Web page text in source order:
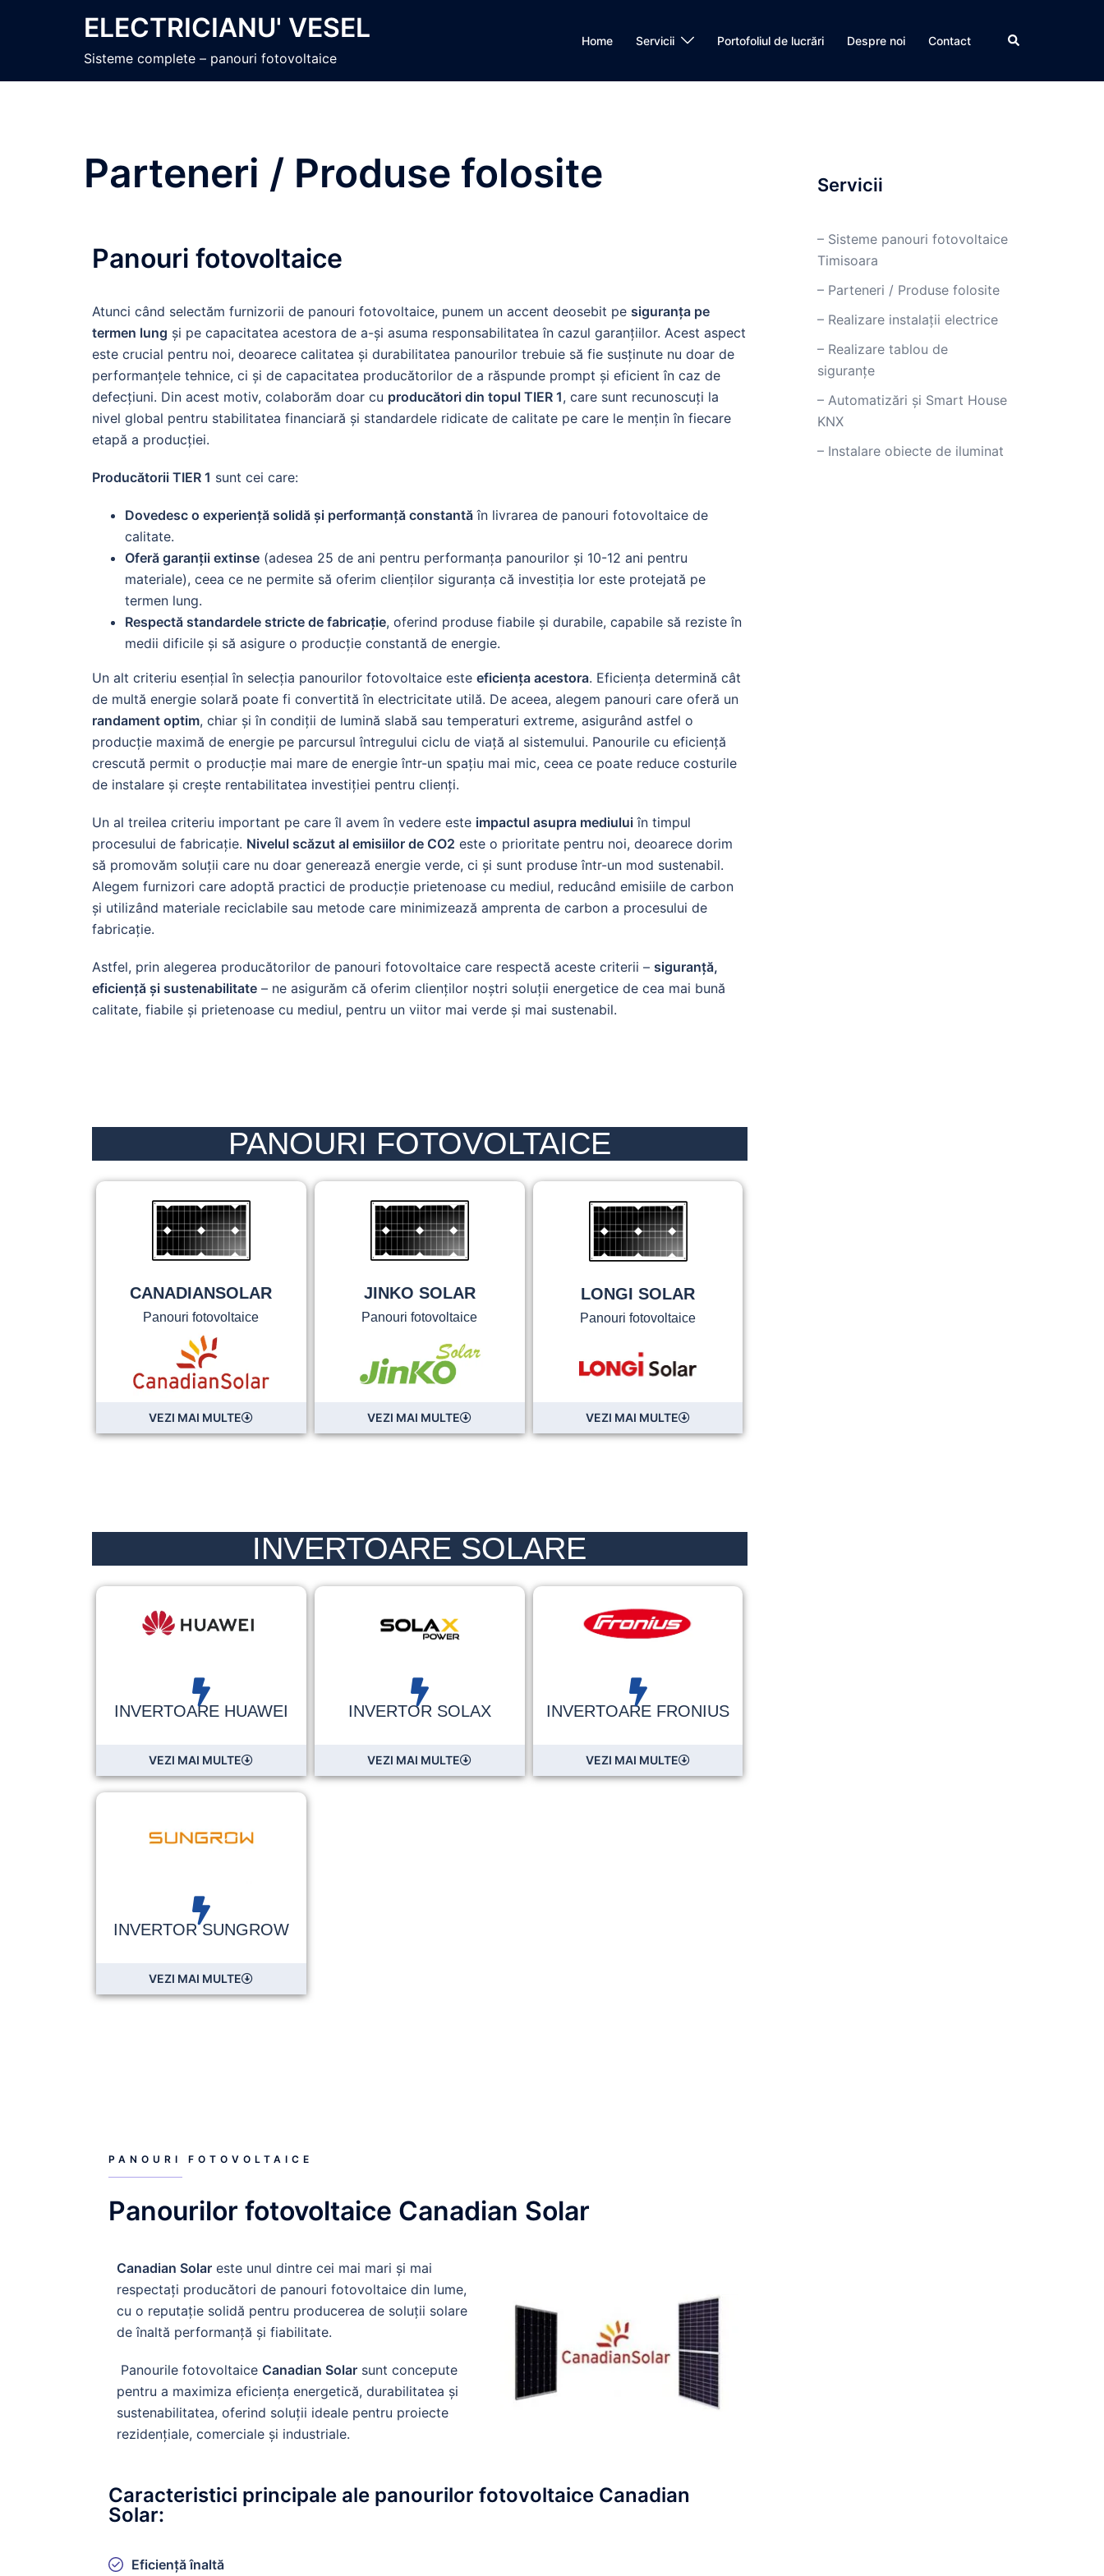
ELECTRICIANU' VESEL
Sisteme complete – panouri fotovoltaice
Home Servicii Portofoliul de lucrări Despre noi Contact
Parteneri / Produse folosite
Panouri fotovoltaice
Atunci când selectăm furnizorii de panouri fotovoltaice, punem un accent deosebit pe siguranța pe
termen lung și pe capacitatea acestora de a-și asuma responsabilitatea în cazul garanțiilor. Acest aspect
este crucial pentru noi, deoarece calitatea și durabilitatea panourilor trebuie să fie susținute nu doar de
performanțele tehnice, ci și de capacitatea producătorilor de a răspunde prompt și eficient în caz de
defecțiuni. Din acest motiv, colaborăm doar cu producători din topul TIER 1, care sunt recunoscuți la
nivel global pentru stabilitatea financiară și standardele ridicate de calitate pe care le mențin în fiecare
etapă a producției.
Producătorii TIER 1 sunt cei care:
Dovedesc o experiență solidă și performanță constantă în livrarea de panouri fotovoltaice de
calitate.
Oferă garanții extinse (adesea 25 de ani pentru performanța panourilor și 10-12 ani pentru
materiale), ceea ce ne permite să oferim clienților siguranța că investiția lor este protejată pe
termen lung.
Respectă standardele stricte de fabricație, oferind produse fiabile și durabile, capabile să reziste în
medii dificile și să asigure o producție constantă de energie.
Un alt criteriu esențial în selecția panourilor fotovoltaice este eficiența acestora. Eficiența determină cât
de multă energie solară poate fi convertită în electricitate utilă. De aceea, alegem panouri care oferă un
randament optim, chiar și în condiții de lumină slabă sau temperaturi extreme, asigurând astfel o
producție maximă de energie pe parcursul întregului ciclu de viață al sistemului. Panourile cu eficiență
crescută permit o producție mai mare de energie într-un spațiu mai mic, ceea ce poate reduce costurile
de instalare și crește rentabilitatea investiției pentru clienți.
Un al treilea criteriu important pe care îl avem în vedere este impactul asupra mediului în timpul
procesului de fabricație. Nivelul scăzut al emisiilor de CO2 este o prioritate pentru noi, deoarece dorim
să promovăm soluții care nu doar generează energie verde, ci și sunt produse într-un mod sustenabil.
Alegem furnizori care adoptă practici de producție prietenoase cu mediul, reducând emisiile de carbon
și utilizând materiale reciclabile sau metode care minimizează amprenta de carbon a procesului de
fabricație.
Astfel, prin alegerea producătorilor de panouri fotovoltaice care respectă aceste criterii – siguranță,
eficiență și sustenabilitate – ne asigurăm că oferim clienților noștri soluții energetice de cea mai bună
calitate, fiabile și prietenoase cu mediul, pentru un viitor mai verde și mai sustenabil.
PANOURI FOTOVOLTAICE
CANADIANSOLAR
Panouri fotovoltaice
VEZI MAI MULTE
JINKO SOLAR
Panouri fotovoltaice
VEZI MAI MULTE
LONGI SOLAR
Panouri fotovoltaice
VEZI MAI MULTE
INVERTOARE SOLARE
INVERTOARE HUAWEI
VEZI MAI MULTE
INVERTOR SOLAX
VEZI MAI MULTE
INVERTOARE FRONIUS
VEZI MAI MULTE
INVERTOR SUNGROW
VEZI MAI MULTE
PANOURI FOTOVOLTAICE
Panourilor fotovoltaice Canadian Solar
Canadian Solar este unul dintre cei mai mari și mai
respectați producători de panouri fotovoltaice din lume,
cu o reputație solidă pentru producerea de soluții solare
de înaltă performanță și fiabilitate.
Panourile fotovoltaice Canadian Solar sunt concepute
pentru a maximiza eficiența energetică, durabilitatea și
sustenabilitatea, oferind soluții ideale pentru proiecte
rezidențiale, comerciale și industriale.
Caracteristici principale ale panourilor fotovoltaice Canadian
Solar:
Eficiență înaltă
Servicii
– Sisteme panouri fotovoltaice
Timisoara
– Parteneri / Produse folosite
– Realizare instalații electrice
– Realizare tablou de
siguranțe
– Automatizări și Smart House
KNX
– Instalare obiecte de iluminat